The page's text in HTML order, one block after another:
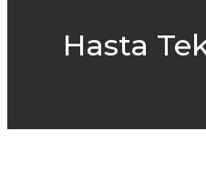
Hasta